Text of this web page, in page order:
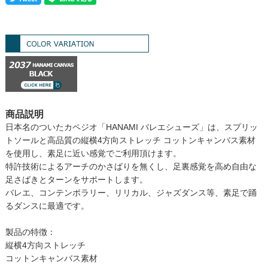
商品説明
日本名のついたカペジオ「HANAMI バレエシューズ」は、スプリッ
トソールと高品質の縦横4方向ストレッチ コットンキャンバス素材
を使用し、素足に近い感覚でご利用頂けます。
特許技術によるアーチのかさばりを無くし、足裏感覚を高め自由な
足さばきとターンをサポートします。
バレエ、コンテンポラリー、リリカル、ジャズダンス等、素足で踊
るダンスに最適です。
製品の特徴：
縦横4方向ストレッチ
コットンキャンバス素材